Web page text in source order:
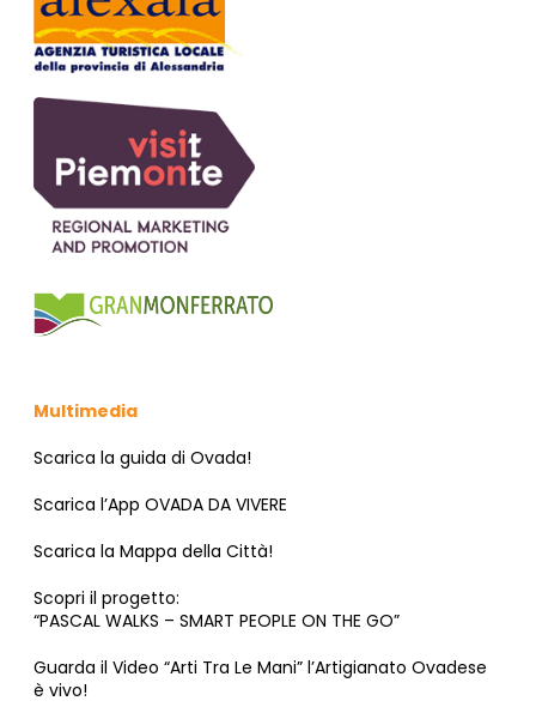
Multimedia
Scarica la guida di Ovada!
Scarica l’App OVADA DA VIVERE
Scarica la Mappa della Città!
Scopri il progetto:
“PASCAL WALKS – SMART PEOPLE ON THE GO”
Guarda il Video “Arti Tra Le Mani” l’Artigianato Ovadese
è vivo!